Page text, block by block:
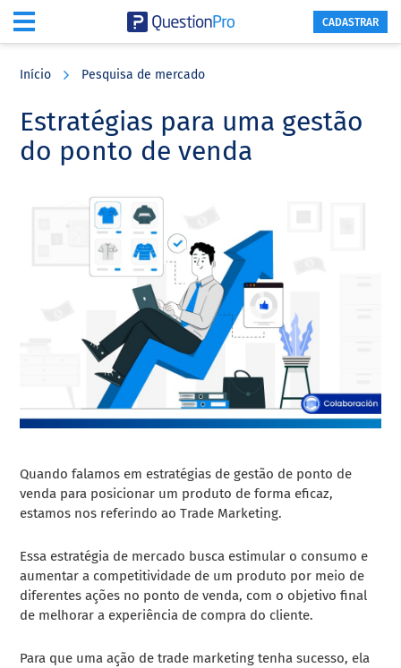
content
sidebar
CADASTRAR
Início Pesquisa de mercado
Estratégias para uma gestão
do ponto de venda
Quando falamos em estratégias de gestão de ponto de
venda para posicionar um produto de forma eficaz,
estamos nos referindo ao Trade Marketing.
Essa estratégia de mercado busca estimular o consumo e
aumentar a competitividade de um produto por meio de
diferentes ações no ponto de venda, com o objetivo final
de melhorar a experiência de compra do cliente.
Para que uma ação de trade marketing tenha sucesso, ela